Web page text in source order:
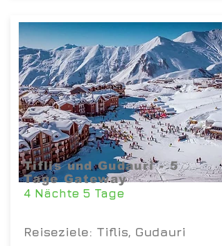
Tiflis und Gudauri - 5
Tage Gateway
4 Nächte 5 Tage
Reiseziele: Tiflis, Gudauri